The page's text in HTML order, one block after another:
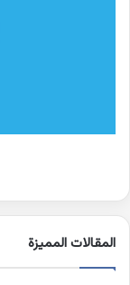
المقالات المميزة